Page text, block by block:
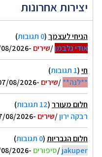
יצירות אחרונות
הניחי לעצמך(0 תגובות
)
אודי גלבמן/שירים -07/08/2026 23:18
חי(1 תגובות
)
**לנה**/שירים -07/08/2026 20:15
חלום מעורר(12 תגובות
)
רבקה ירון/שירים -07/08/2026 12:57
חלום הגבריות(0 תגובות
)
jakuper
/סיפורים -07/08/2026 12:05